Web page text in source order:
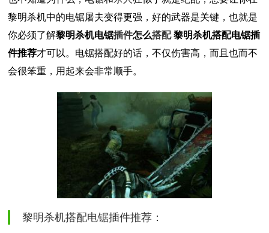
黎明杀机中的电锯屠夫变得更强，好的武器是关键，也就是
你必须了解黎明杀机电锯插件怎么搭配黎明杀机搭配电锯插
件推荐才可以。电锯搭配好的话，不仅伤害高，而且也而不
会很笨重，用起来会非常顺手。
黎明杀机搭配电锯插件推荐：